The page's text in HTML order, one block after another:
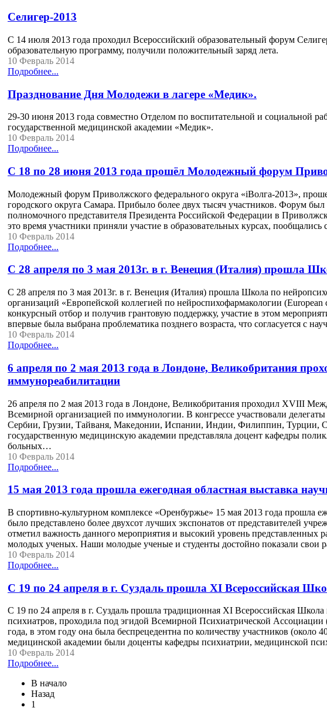
Селигер-2013
С 14 июля 2013 года проходил Всероссийский образовательный форум
образовательную программу, получили положительный заряд лета.
10 Февраль 2014
Подробнее...
Празднование Дня Молодежи в лагере «Медик».
29-30 июня 2013 года совместно Отделом по воспитательной и социальной
государственной медицинской академии «Медик».
10 Февраль 2014
Подробнее...
С 18 по 28 июня 2013 года прошёл Молодежный форум
Молодежный форум Приволжского федерального округа «iВолга-2013»,
городского округа Самара. Прибыло более двух тысяч участников. Форум
полномочного представителя Президента Российской Федерации в
это время участники приняли участие в образовательных курсах,
10 Февраль 2014
Подробнее...
С 28 апреля по 3 мая 2013г. в г. Венеция (Италия) прошла
С 28 апреля по 3 мая 2013г. в г. Венеция (Италия) прошла Школа по
организаций «Европейской коллегией по нейроспихофармакологии
конкурсный отбор и получив грантовую поддержку, участие в этом
впервые была выбрана проблематика позднего возраста, что согласуется с
10 Февраль 2014
Подробнее...
6 апреля по 2 мая 2013 года в Лондоне, Великобритания
иммунореабилитации
26 апреля по 2 мая 2013 года в Лондоне, Великобритания проходил XVIII
Всемирной организацией по иммунологии. В конгрессе участвовали
Сербии, Грузии, Тайваня, Македонии, Испании, Индии, Филиппин, Турции,
государственную медицинскую академии представляла доцент кафедры
больных…
10 Февраль 2014
Подробнее...
15 мая 2013 года прошла ежегодная областная выставка
В спортивно-культурном комплексе «Оренбуржье» 15 мая 2013 года прошла
было представлено более двухсот лучших экспонатов от представителей
отметил важность данного мероприятия и высокий уровень представленных
молодых ученых. Наши молодые ученые и студенты достойно показали
10 Февраль 2014
Подробнее...
С 19 по 24 апреля в г. Суздаль прошла XI Всероссийская
С 19 по 24 апреля в г. Суздаль прошла традиционная XI Всероссийская
психиатров, проходила под эгидой Всемирной Психиатрической
года, в этом году она была беспрецедентна по количеству участников
медицинской академии были доценты кафедры психиатрии, медицинской
10 Февраль 2014
Подробнее...
В начало
Назад
1